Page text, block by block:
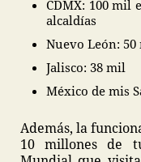
CDMX: 100 mil
alcaldías
Nuevo León:
Jalisco: 38 mil
México de mis
Además, la
10 millones de